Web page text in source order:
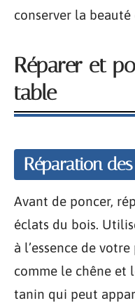
conserver la
Réparer et
table
Réparation
Avant de poncer,
éclats du bois.
à l’essence de
comme le chêne et
tanin qui peut